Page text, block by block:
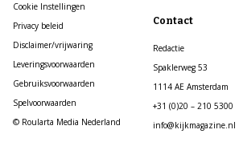
Cookie Instellingen
Privacy beleid
Disclaimer/vrijwaring
Leveringsvoorwaarden
Gebruiksvoorwaarden
Spelvoorwaarden
© Roularta Media Nederland
Contact
Redactie
Spaklerweg 53
1114 AE Amsterdam
+31 (0)20 – 210 5300
info@kijkmagazine.nl